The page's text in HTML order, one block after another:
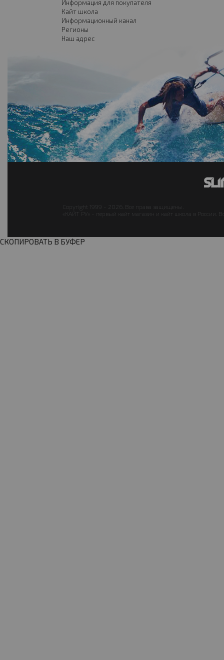
Информация для покупателя
Кайт школа
Информационный канал
Регионы
Наш адрес
Copyright 1999 - 2026. Все права защищены.
«КАЙТ РУ» - первый кайт магазин и кайт школа в России.
СКОПИРОВАТЬ В БУФЕР